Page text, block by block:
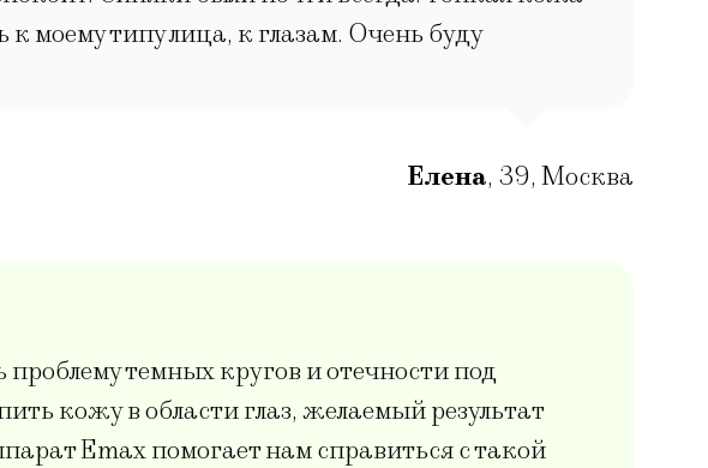
моему типу лица, к глазам. Очень буду
Елена, 39, Москва
темных кругов и отечности под
кожу в области глаз, желаемый результат
Еmax помогает нам справиться с такой